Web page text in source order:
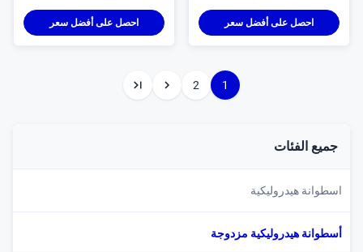
من ميركل للدقة
احصل على أفضل سعر
ومواصفات قطر تجويف
مخصصة
احصل على أفضل سعر
2
جميع الفئات
هيدروليكية
هيدروليكية مزدوجة